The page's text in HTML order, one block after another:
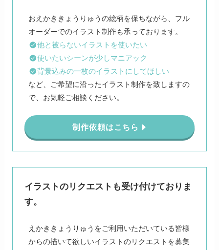
おえかききょうりゅうの絵柄を保ちながら、フル
他と被らないイラストを使いたい
使いたいシーンが少しマニアック
背景込みの一枚のイラストにしてほしい
など、ご希望に沿ったイラスト制作を致しますの
で、お気軽ご相談ください。
制作依頼はこちら
イラストのリクエストも受け付けておりま
す。
えかききょうりゅうをご利用いただいている皆様
からの描いて欲しいイラストのリクエストを募集